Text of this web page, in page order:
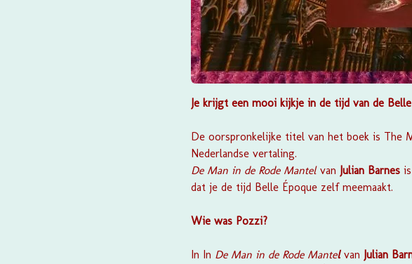
Je krijgt een mooi kijkje in de tijd van de
De oorspronkelijke titel van het boek is The
Nederlandse vertaling.
De Man in de Rode Mantel van Julian Barnes
dat je de tijd Belle Époque zelf meemaakt.
Wie was Pozzi?
In In De Man in de Rode Mantelvan Julian